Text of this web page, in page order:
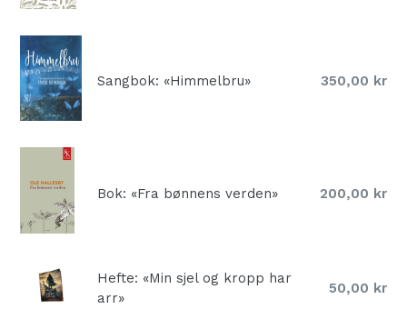
Sangbok: «Himmelbru»
Normal
350,00 kr
Bok: «Fra bønnens verden»
Normal
200,00 kr
Hefte: «Min sjel og kropp har
arr»
Normal
50,00 kr